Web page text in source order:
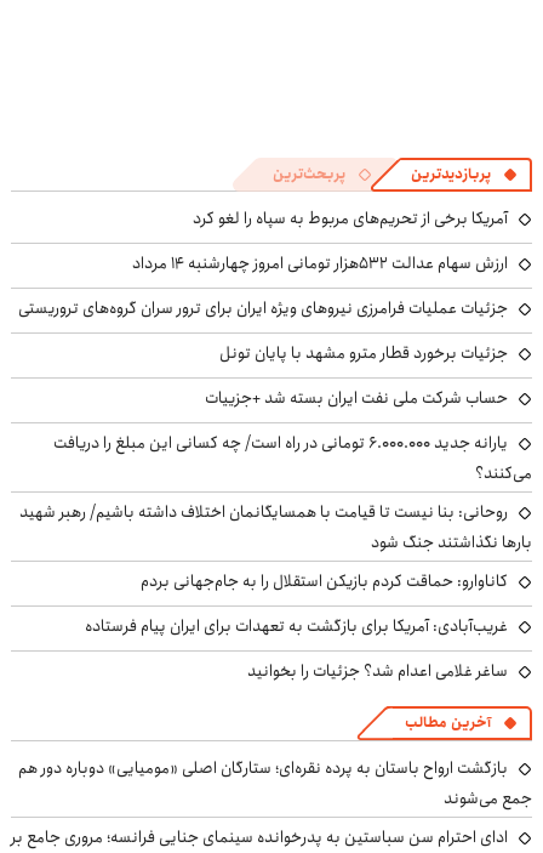
پربازدیدترین پربحث‌ترین
آمریکا برخی از تحریم‌های مربوط به سپاه را لغو کرد
ارزش سهام عدالت ۵۳۲هزار تومانی امروز چهارشنبه ۱۴ مرداد
جزئیات عملیات فرامرزی نیروهای ویژه ایران برای ترور سران گروه‌های تروریستی
جزئیات برخورد قطار مترو مشهد با پایان تونل
حساب‌ شرکت ملی نفت ایران بسته شد +جزییات
یارانه جدید ۶.۰۰۰.۰۰۰ تومانی در راه است/ چه کسانی این مبلغ را دریافت
می‌کنند؟
روحانی: بنا نیست تا قیامت با همسایگانمان اختلاف داشته باشیم/ رهبر شهید
بارها نگذاشتند جنگ شود
کاناوارو: حماقت کردم بازیکن استقلال را به جام‌جهانی بردم
غریب‌آبادی: آمریکا برای بازگشت به تعهدات برای ایران پیام فرستاده
ساغر غلامی اعدام شد؟ جزئیات را بخوانید
آخرین مطالب
بازگشت ارواح باستان به پرده نقره‌ای؛ ستارگان اصلی «مومیایی» دوباره دور هم
جمع می‌شوند
ادای احترام سن سباستین به پدرخوانده سینمای جنایی فرانسه؛ مروری جامع بر